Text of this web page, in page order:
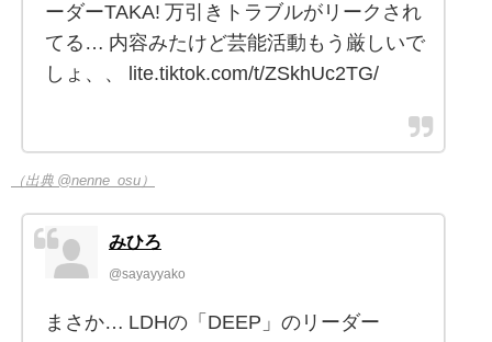
ーダーTAKA! 万引きトラブルがリークされ
てる… 内容みたけど芸能活動もう厳しいで
しょ、、 lite.tiktok.com/t/ZSkhUc2TG/
（出典 @nenne_osu）
みひろ
@sayayyako
まさか… LDHの「DEEP」のリーダー